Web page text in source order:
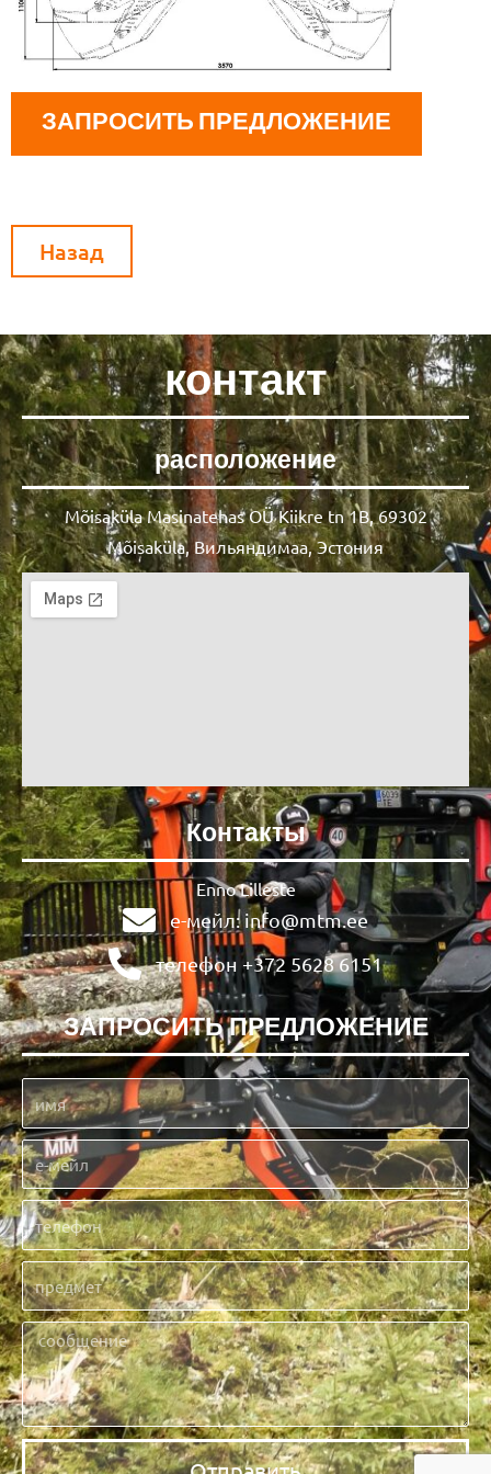
ЗАПРОСИТЬ ПРЕДЛОЖЕНИЕ
Назад
контакт
расположение
Mõisaküla Masinatehas OÜ Kiikre tn 1B, 69302
Mõisaküla, Вильяндимаа, Эстония
Контакты
Enno Lilleste
е-мейл: info@mtm.ee
телефон +372 5628 6151
ЗАПРОСИТЬ ПРЕДЛОЖЕНИЕ